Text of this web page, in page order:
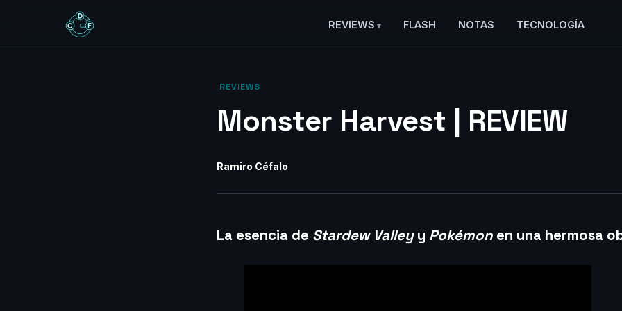
REVIEWS FLASH NOTAS TECNOLOGÍA
‎ REVIEWS‎
Monster Harvest | REVIEW
Ramiro Céfalo
La esencia de Stardew Valleyy Pokémon en una hermosa